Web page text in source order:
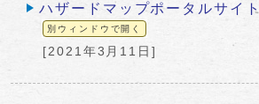
ハザードマップポータルサイト
別ウィンドウで開く
[2021年3月11日]